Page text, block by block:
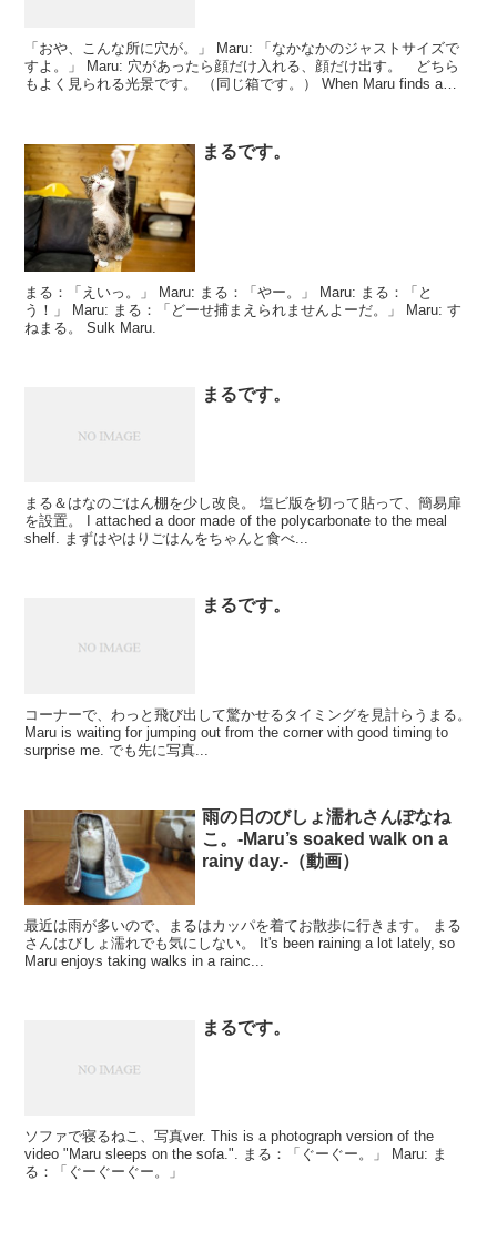
「おや、こんな所に穴が。」 Maru: 「なかなかのジャストサイズで
すよ。」 Maru: 穴があったら顔だけ入れる、顔だけ出す。 どちら
もよく見られる光景です。 （同じ箱です。） When Maru finds a
まるです。
まる：「えいっ。」 Maru: まる：「やー。」 Maru: まる：「と
う！」 Maru: まる：「どーせ捕まえられませんよーだ。」 Maru: す
ねまる。 Sulk Maru.
まるです。
まる＆はなのごはん棚を少し改良。 塩ビ版を切って貼って、簡易扉
を設置。 I attached a door made of the polycarbonate to the meal
shelf. まずはやはりごはんをちゃんと食べ...
まるです。
コーナーで、わっと飛び出して驚かせるタイミングを見計らうまる。
Maru is waiting for jumping out from the corner with good timing to
surprise me. でも先に写真...
雨の日のびしょ濡れさんぽなね
こ。-Maru’s soaked walk on a
rainy day.-（動画）
最近は雨が多いので、まるはカッパを着てお散歩に行きます。 まる
さんはびしょ濡れでも気にしない。 It's been raining a lot lately, so
Maru enjoys taking walks in a rainc...
まるです。
ソファで寝るねこ、写真ver. This is a photograph version of the
video "Maru sleeps on the sofa.". まる：「ぐーぐー。」 Maru: ま
る：「ぐーぐーぐー。」